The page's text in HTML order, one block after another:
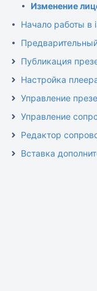
Изменение
Начало работы в
Публикация
Настройка
Управление
Управление
Редактор
Вставка